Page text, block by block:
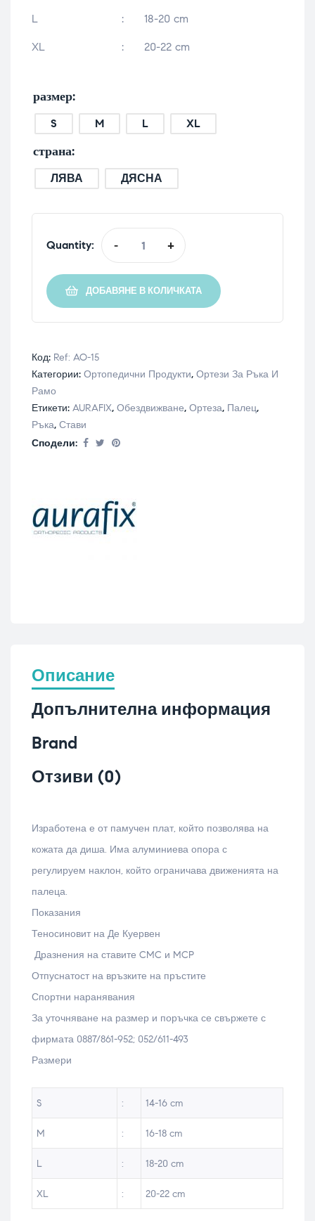
L : 18-20 cm
XL : 20-22 cm
размер
S M L XL
страна
ЛЯВА ДЯСНА
Quantity: - +
ДОБАВЯНЕ В КОЛИЧКАТА
Код: Ref: AO-15
Категории: Ортопедични Продукти, Ортези За Ръка И
Рамо
Етикети: AURAFIX, Обездвижване, Ортеза, Палец,
Ръка, Стави
Сподели:
Описание
Допълнителна информация
Brand
Отзиви (0)
Изработена е от памучен плат, който позволява на
кожата да диша. Има алуминиева опора с
регулируем наклон, който ограничава движенията на
палеца.
Показания
Теносиновит на Де Куервен
Дразнения на ставите CMC и MCP
Отпуснатост на връзките на пръстите
Спортни наранявания
За уточняване на размер и поръчка се свържете с
фирмата 0887/861-952; 052/611-493
Размери
S : 14-16 cm
M : 16-18 cm
L : 18-20 cm
XL : 20-22 cm